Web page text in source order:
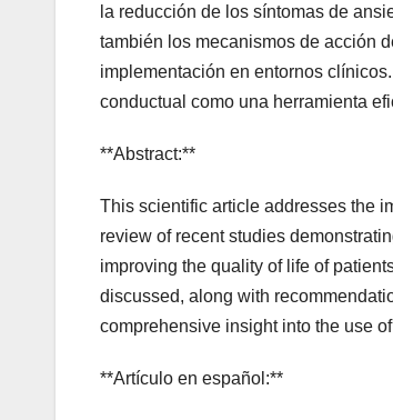
la reducción de los síntomas de
también los mecanismos de acción
implementación en entornos
conductual como una herramienta
**Abstract:**
This scientific article addresses the
review of recent studies
improving the quality of life of
discussed, along with
comprehensive insight into the use
**Artículo en español:**